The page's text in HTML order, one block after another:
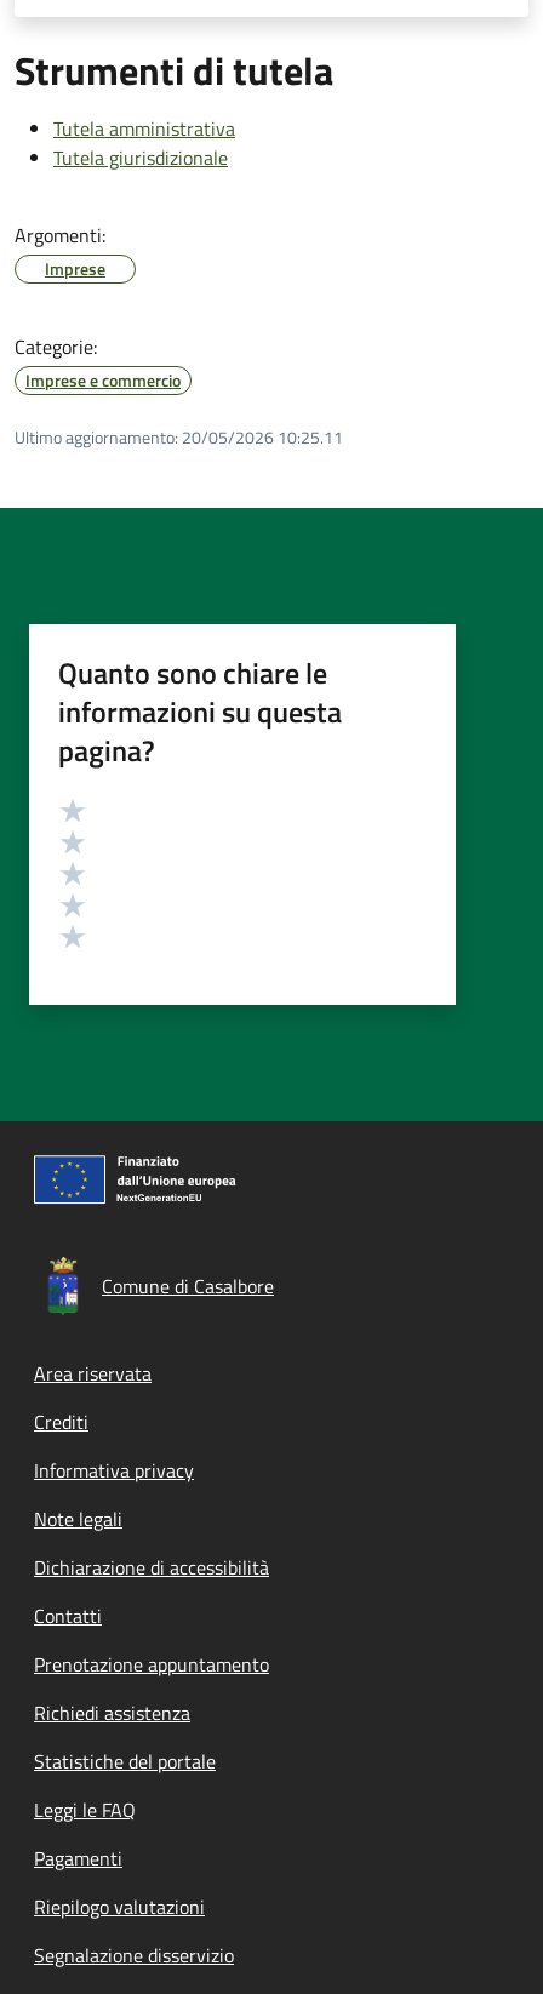
Strumenti di tutela
Tutela amministrativa
Tutela giurisdizionale
Argomenti:
Imprese
Categorie:
Imprese e commercio
Ultimo aggiornamento: 20/05/2026 10:25.11
Quanto sono chiare le
informazioni su questa
pagina?
Valutazione
Comune di Casalbore
Footer menu
Area riservata
Crediti
Informativa privacy
Note legali
Dichiarazione di accessibilità
Contatti
Prenotazione appuntamento
Richiedi assistenza
Statistiche del portale
Leggi le FAQ
Pagamenti
Riepilogo valutazioni
Segnalazione disservizio